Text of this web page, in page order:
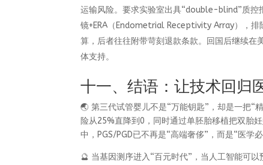
运输风险。要求实验室出具“double-blind”质控
镜+ERA（Endometrial Receptivity Array），排
算，后者往往附带苛刻退款条款。回国后继续
体支持。
十一、结语：让技术回归
🌏 第三代试管婴儿不是“万能钥匙”，却是一把“
险从25%直降到0，同时通过单胚胎移植把双胎
中，PGS/PGD已不再是“高端奢侈”，而是“医学必
🔮 当基因测序进入“百元时代”，当人工智能可